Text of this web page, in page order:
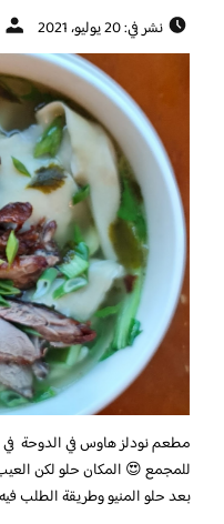
نشر في: 20 يوليو، 2021
مطعم نودلز هاوس في الدوحة في
للمجمع 😍 المكان حلو لكن
بعد حلو المنيو وطريقة الطلب